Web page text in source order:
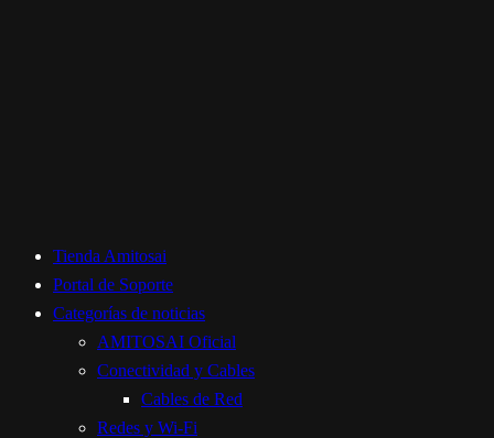
Tienda Amitosai
Portal de Soporte
Categorías de noticias
AMITOSAI Oficial
Conectividad y Cables
Cables de Red
Redes y Wi-Fi